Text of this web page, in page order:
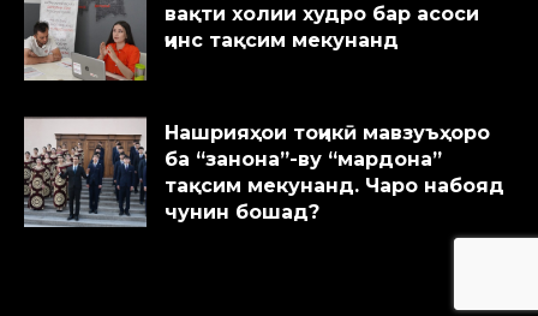
вақти холии худро бар асоси
ҷинс тақсим мекунанд
Нашрияҳои тоҷикӣ мавзуъҳоро
ба “занона”-ву “мардона”
тақсим мекунанд. Чаро набояд
чунин бошад?